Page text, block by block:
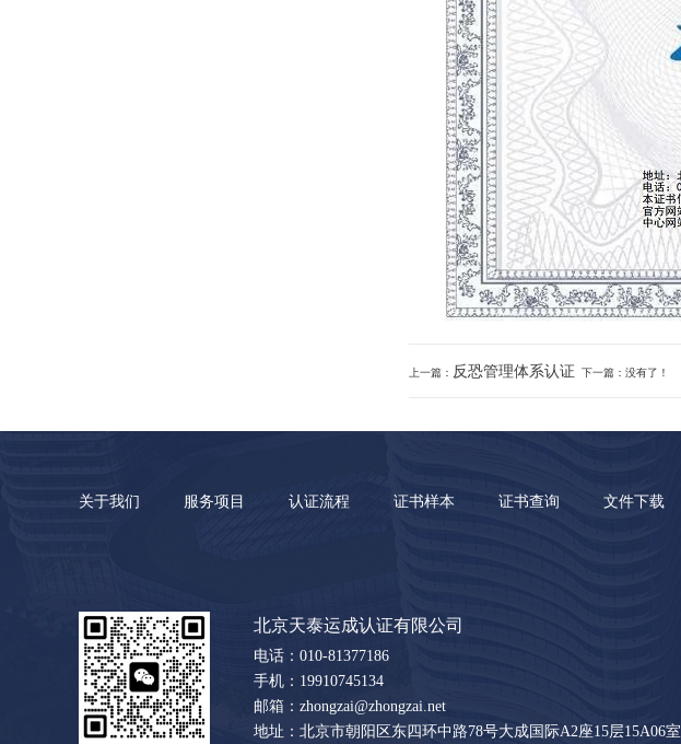
上一篇： 反恐管理体系认证 下一篇：没有了！
关于我们 服务项目 认证流程 证书样本 证书查询 文件下载
北京天泰运成认证有限公司
电话：010-81377186
手机：19910745134
邮箱：zhongzai@zhongzai.net
地址：北京市朝阳区东四环中路78号大成国际A2座15层15A06室